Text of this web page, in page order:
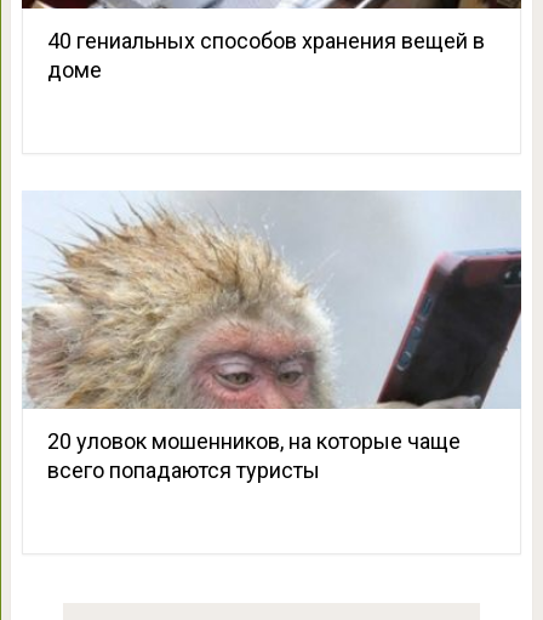
40 гениальных способов хранения вещей в
доме
20 уловок мошенников, на которые чаще
всего попадаются туристы